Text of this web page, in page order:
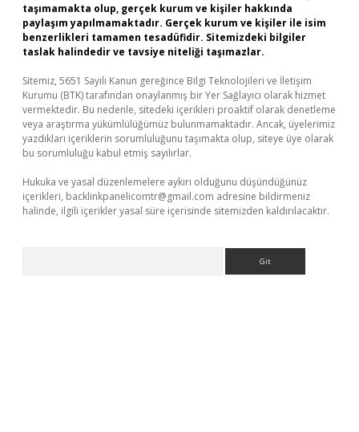
taşımamakta olup, gerçek kurum ve kişiler hakkında
paylaşım yapılmamaktadır. Gerçek kurum ve kişiler ile isim
benzerlikleri tamamen tesadüfidir. Sitemizdeki bilgiler
taslak halindedir ve tavsiye niteliği taşımazlar.
Sitemiz, 5651 Sayılı Kanun gereğince Bilgi Teknolojileri ve İletişim
Kurumu (BTK) tarafından onaylanmış bir Yer Sağlayıcı olarak hizmet
vermektedir. Bu nedenle, sitedeki içerikleri proaktif olarak denetleme
veya araştırma yükümlülüğümüz bulunmamaktadır. Ancak, üyelerimiz
yazdıkları içeriklerin sorumluluğunu taşımakta olup, siteye üye olarak
bu sorumluluğu kabul etmiş sayılırlar.
Hukuka ve yasal düzenlemelere aykırı olduğunu düşündüğünüz
içerikleri, backlinkpanelicomtr@gmail.com adresine bildirmeniz
halinde, ilgili içerikler yasal süre içerisinde sitemizden kaldırılacaktır.